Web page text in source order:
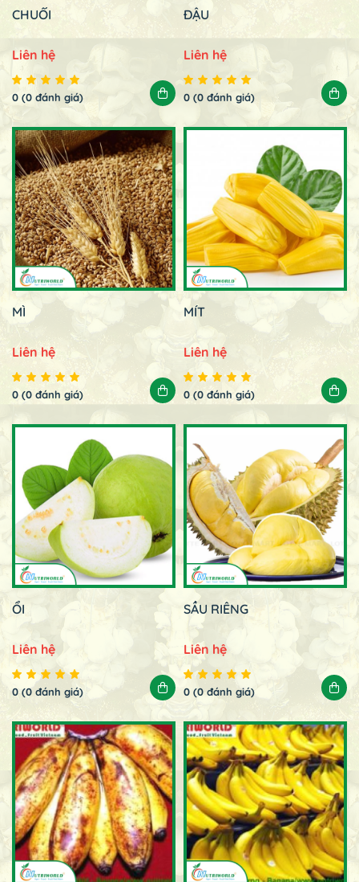
CHUỐI
Liên hệ
0 (0 đánh giá)
ĐẬU
Liên hệ
0 (0 đánh giá)
MÌ
Liên hệ
0 (0 đánh giá)
MÍT
Liên hệ
0 (0 đánh giá)
ỔI
Liên hệ
0 (0 đánh giá)
SẦU RIÊNG
Liên hệ
0 (0 đánh giá)